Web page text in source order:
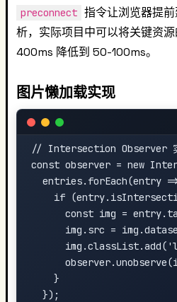
preconnect 指令让浏览器提
析，实际项目中可以将关键资
400ms 降低到 50-100ms。
图片懒加载实现
// Intersection Observer 实
const observer = new
entries.forEach(entry
if
const img =
img.src =
    }
  });